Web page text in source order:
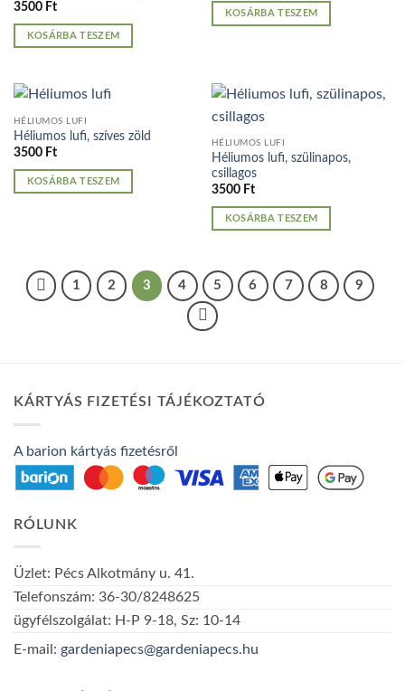
3500 Ft
KOSÁRBA TESZEM
KOSÁRBA TESZEM
HÉLIUMOS LUFI
Héliumos lufi, szíves zöld
3500 Ft
KOSÁRBA TESZEM
HÉLIUMOS LUFI
Héliumos lufi, szülinapos,
csillagos
3500 Ft
KOSÁRBA TESZEM
1 2 3 4 5 6 7 8 9
KÁRTYÁS FIZETÉSI TÁJÉKOZTATÓ
A barion kártyás fizetésről
RÓLUNK
Üzlet: Pécs Alkotmány u. 41.
Telefonszám: 36-30/8248625
ügyfélszolgálat: H-P 9-18, Sz: 10-14
E-mail: gardeniapecs@gardeniapecs.hu